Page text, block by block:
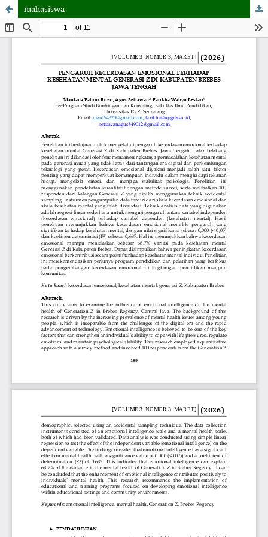
mahasiswa